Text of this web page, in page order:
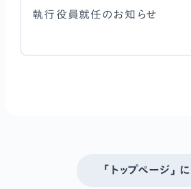
執行役員就任のお知らせ
「トップページ」